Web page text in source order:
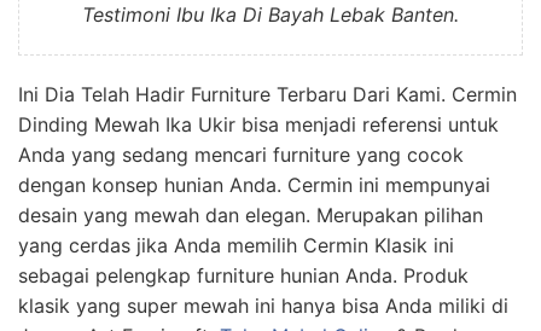
Testimoni Ibu Ika Di Bayah Lebak Banten.
Ini Dia Telah Hadir Furniture Terbaru Dari Kami. Cermin
Dinding Mewah Ika Ukir bisa menjadi referensi untuk
Anda yang sedang mencari furniture yang cocok
dengan konsep hunian Anda. Cermin ini mempunyai
desain yang mewah dan elegan. Merupakan pilihan
yang cerdas jika Anda memilih Cermin Klasik ini
sebagai pelengkap furniture hunian Anda. Produk
klasik yang super mewah ini hanya bisa Anda miliki di